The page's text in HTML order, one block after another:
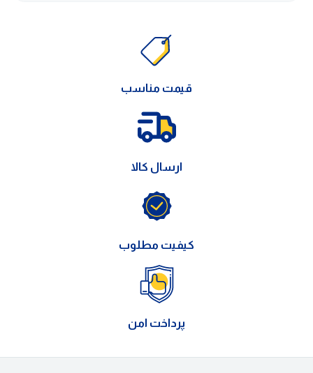
قیمت مناسب
ارسال کالا
کیفیت مطلوب
پرداخت امن